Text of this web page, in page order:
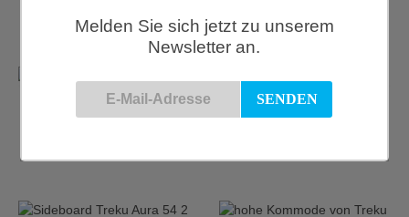
€ 4.038,00
Melden Sie sich jetzt zu unserem
Newsletter an.